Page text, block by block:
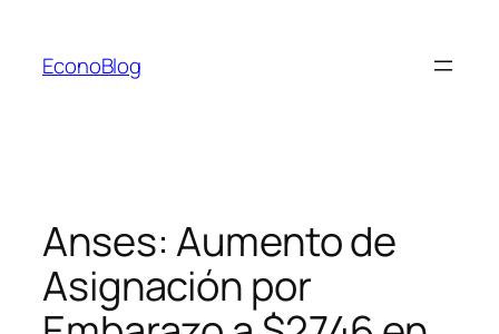
contenido
EconoBlog
Anses: Aumento de
Asignación por